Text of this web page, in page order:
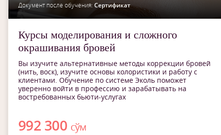
Документ после обучения: Сертификат
Курсы моделирования и сложного
окрашивания бровей
Вы изучите альтернативные методы коррекции бровей
(нить, воск), изучите основы колористики и работу с
клиентами. Обучение по системе Эколь поможет
уверенно войти в профессию и зарабатывать на
востребованных бьюти-услугах
992 300 сўм